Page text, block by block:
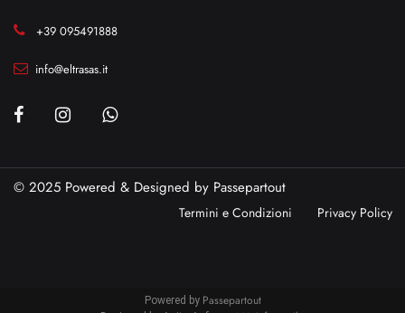
+39 095491888
info@eltrasas.it
© 2025 Powered & Designed by Passepartout
Termini e Condizioni Privacy Policy
Powered by Passepartout